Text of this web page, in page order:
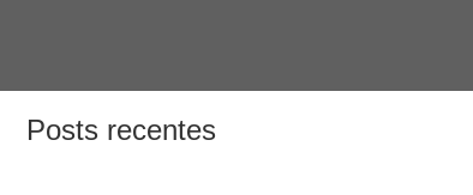
Posts recentes